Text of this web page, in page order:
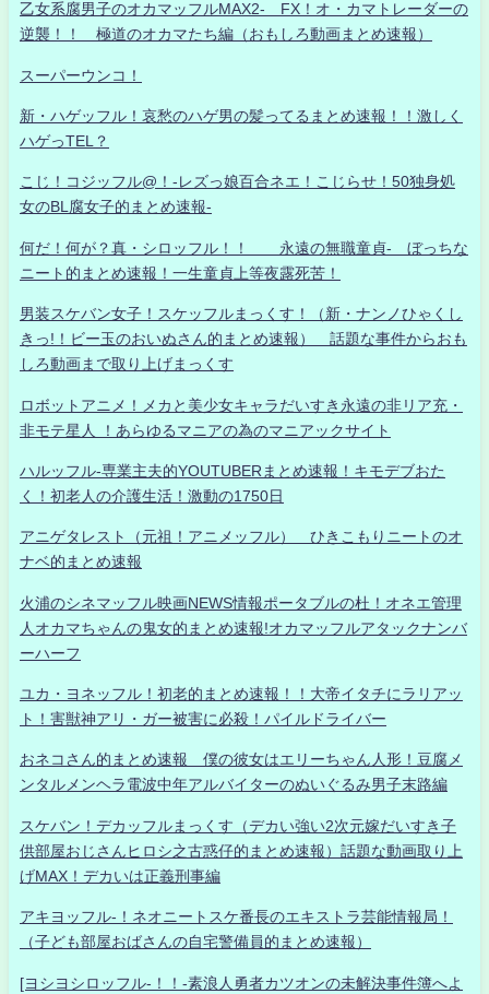
乙女系腐男子のオカマッフルMAX2- FX！オ・カマトレーダーの
逆襲！！ 極道のオカマたち編（おもしろ動画まとめ速報）
スーパーウンコ！
新・ハゲッフル！哀愁のハゲ男の髪ってるまとめ速報！！激しく
ハゲっTEL？
こじ！コジッフル@！-レズっ娘百合ネエ！こじらせ！50独身処
女のBL腐女子的まとめ速報-
何だ！何が？真・シロッフル！！ 永遠の無職童貞- ぼっちな
ニート的まとめ速報！一生童貞上等夜露死苦！
男装スケバン女子！スケッフルまっくす！（新・ナンノひゃくし
きっ!！ビー玉のおいぬさん的まとめ速報） 話題な事件からおも
しろ動画まで取り上げまっくす
ロボットアニメ！メカと美少女キャラだいすき永遠の非リア充・
非モテ星人 ！あらゆるマニアの為のマニアックサイト
ハルッフル-専業主夫的YOUTUBERまとめ速報！キモデブおた
く！初老人の介護生活！激動の1750日
アニゲタレスト（元祖！アニメッフル） ひきこもりニートのオ
ナベ的まとめ速報
火浦のシネマッフル映画NEWS情報ポータブルの杜！オネエ管理
人オカマちゃんの鬼女的まとめ速報!オカマッフルアタックナンバ
ーハーフ
ユカ・ヨネッフル！初老的まとめ速報！！大帝イタチにラリアッ
ト！害獣神アリ・ガー被害に必殺！パイルドライバー
おネコさん的まとめ速報 僕の彼女はエリーちゃん人形！豆腐メ
ンタルメンヘラ電波中年アルバイターのぬいぐるみ男子末路編
スケバン！デカッフルまっくす（デカい強い2次元嫁だいすき子
供部屋おじさんヒロシ之古惑仔的まとめ速報）話題な動画取り上
げMAX！デカいは正義刑事編
アキヨッフル-！ネオニートスケ番長のエキストラ芸能情報局！
（子ども部屋おばさんの自宅警備員的まとめ速報）
[ヨシヨシロッフル-！！-素浪人勇者カツオンの未解決事件簿へよ